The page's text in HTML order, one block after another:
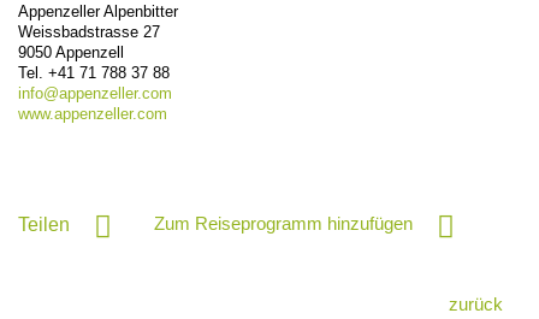
Appenzeller Alpenbitter
Weissbadstrasse 27
9050 Appenzell
Tel. +41 71 788 37 88
info@appenzeller.com
www.appenzeller.com
Teilen Zum Reiseprogramm hinzufügen
zurück